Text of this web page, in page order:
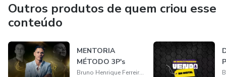
Outros produtos de quem criou esse
conteúdo
MENTORIA
MÉTODO 3P's
Bruno Henrique Ferreira Gomes